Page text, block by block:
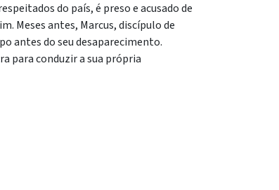
do país, é preso e acusado de
Meses antes, Marcus, discípulo de
antes do seu desaparecimento.
para conduzir a sua própria